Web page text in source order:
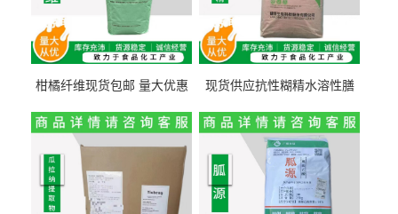
柑橘纤维现货包邮 量大优惠
现货供应抗性糊精水溶性膳
量1kg包邮